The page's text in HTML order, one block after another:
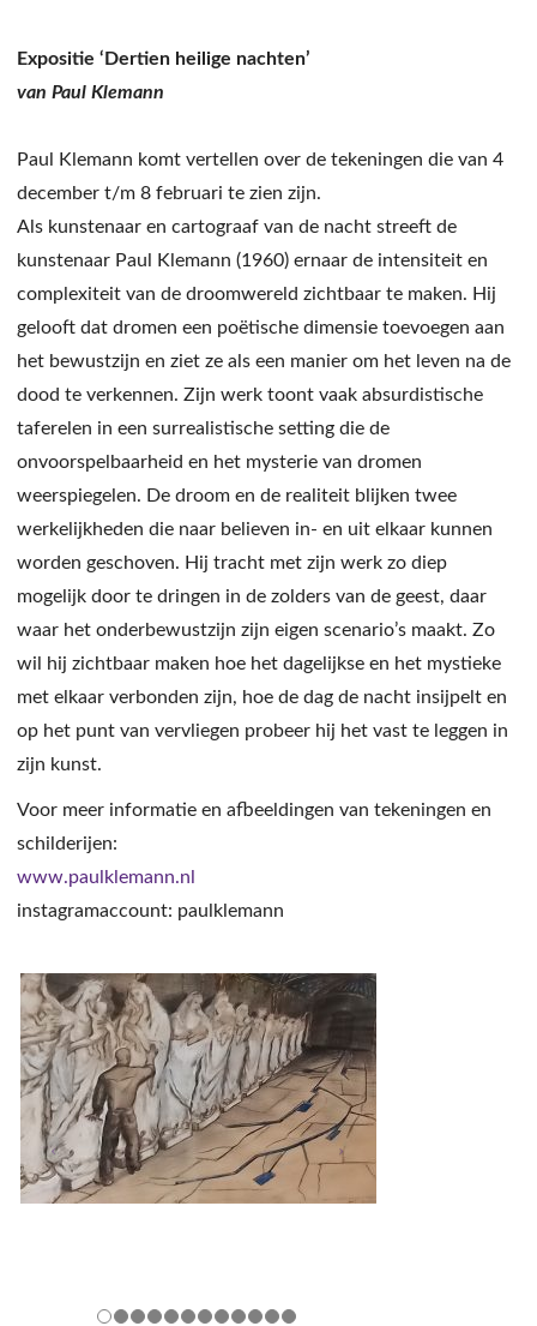
Expositie ‘Dertien heilige nachten’
van Paul Klemann
Paul Klemann komt vertellen over de tekeningen die van 4
december t/m 8 februari te zien zijn.
Als kunstenaar en cartograaf van de nacht streeft de
kunstenaar Paul Klemann (1960) ernaar de intensiteit en
complexiteit van de droomwereld zichtbaar te maken. Hij
gelooft dat dromen een poëtische dimensie toevoegen aan
het bewustzijn en ziet ze als een manier om het leven na de
dood te verkennen. Zijn werk toont vaak absurdistische
taferelen in een surrealistische setting die de
onvoorspelbaarheid en het mysterie van dromen
weerspiegelen. De droom en de realiteit blijken twee
werkelijkheden die naar believen in- en uit elkaar kunnen
worden geschoven. Hij tracht met zijn werk zo diep
mogelijk door te dringen in de zolders van de geest, daar
waar het onderbewustzijn zijn eigen scenario’s maakt. Zo
wil hij zichtbaar maken hoe het dagelijkse en het mystieke
met elkaar verbonden zijn, hoe de dag de nacht insijpelt en
op het punt van vervliegen probeer hij het vast te leggen in
zijn kunst.
Voor meer informatie en afbeeldingen van tekeningen en
schilderijen:
www.paulklemann.nl
instagramaccount: paulklemann